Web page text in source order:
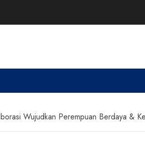
Wujudkan Perempuan Berdaya &